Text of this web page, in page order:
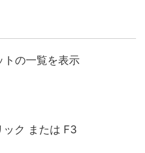
トの一覧を表示
ク または F3